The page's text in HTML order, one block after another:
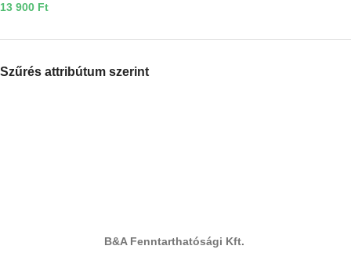
13 900 Ft
Szűrés attribútum szerint
B&A Fenntarthatósági Kft.